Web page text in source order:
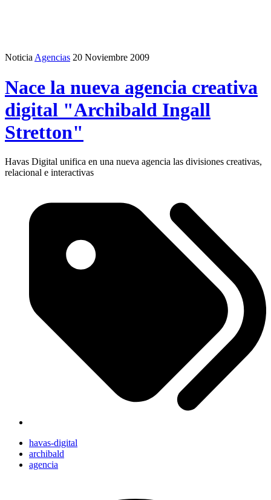
Noticia Agencias 20 Noviembre 2009
Nace la nueva agencia creativa
digital "Archibald Ingall
Stretton"
Havas Digital unifica en una nueva agencia las divisiones creativas,
relacional e interactivas
havas-digital
archibald
agencia